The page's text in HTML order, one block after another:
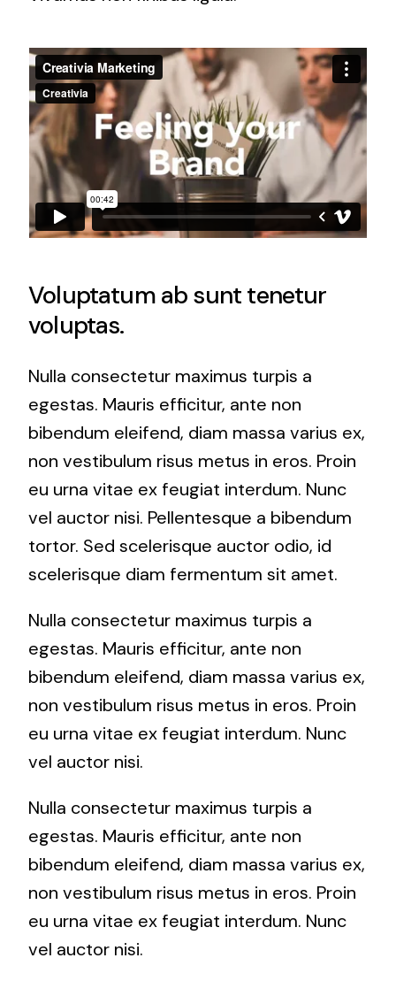
Voluptatum ab sunt tenetur
voluptas.
Nulla consectetur maximus turpis a
egestas. Mauris efficitur, ante non
bibendum eleifend, diam massa varius ex,
non vestibulum risus metus in eros. Proin
eu urna vitae ex feugiat interdum. Nunc
vel auctor nisi. Pellentesque a bibendum
tortor. Sed scelerisque auctor odio, id
scelerisque diam fermentum sit amet.
Nulla consectetur maximus turpis a
egestas. Mauris efficitur, ante non
bibendum eleifend, diam massa varius ex,
non vestibulum risus metus in eros. Proin
eu urna vitae ex feugiat interdum. Nunc
vel auctor nisi.
Nulla consectetur maximus turpis a
egestas. Mauris efficitur, ante non
bibendum eleifend, diam massa varius ex,
non vestibulum risus metus in eros. Proin
eu urna vitae ex feugiat interdum. Nunc
vel auctor nisi.